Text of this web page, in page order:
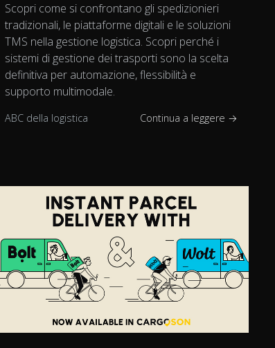
Scopri come si confrontano gli spedizionieri
tradizionali, le piattaforme digitali e le soluzioni
TMS nella gestione logistica. Scopri perché i
sistemi di gestione dei trasporti sono la scelta
definitiva per automazione, flessibilità e
supporto multimodale.
ABC della logistica Continua a leggere →